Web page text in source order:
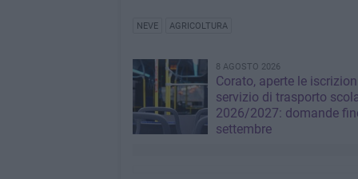
NEVE AGRICOLTURA
8 AGOSTO 2026
Corato, aperte le
servizio di trasporto
2026/2027: domande
settembre